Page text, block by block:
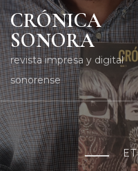
CRÓNICA
SONORA
revista impresa y digital
sonorense